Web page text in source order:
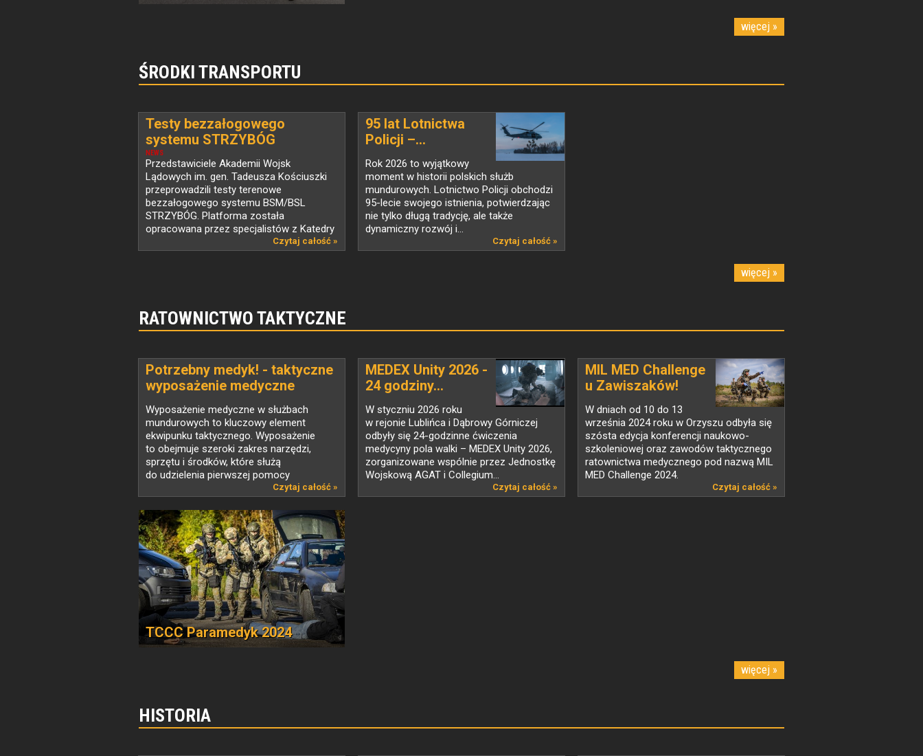
więcej »
ŚRODKI TRANSPORTU
NEWS
Testy bezzałogowego
systemu STRZYBÓG
Przedstawiciele Akademii Wojsk
Lądowych im. gen. Tadeusza Kościuszki
przeprowadzili testy terenowe
bezzałogowego systemu BSM/BSL
STRZYBÓG. Platforma została
opracowana przez specjalistów z Katedry
Czytaj całość »
95 lat Lotnictwa
Policji –...
Rok 2026 to wyjątkowy
moment w historii polskich służb
mundurowych. Lotnictwo Policji obchodzi
95-lecie swojego istnienia, potwierdzając
nie tylko długą tradycję, ale także
dynamiczny rozwój i...
Czytaj całość »
więcej »
RATOWNICTWO TAKTYCZNE
Potrzebny medyk! - taktyczne
wyposażenie medyczne
Wyposażenie medyczne w służbach
mundurowych to kluczowy element
ekwipunku taktycznego. Wyposażenie
to obejmuje szeroki zakres narzędzi,
sprzętu i środków, które służą
do udzielenia pierwszej pomocy
Czytaj całość »
MEDEX Unity 2026 -
24 godziny...
W styczniu 2026 roku
w rejonie Lublińca i Dąbrowy Górniczej
odbyły się 24-godzinne ćwiczenia
medycyny pola walki – MEDEX Unity 2026,
zorganizowane wspólnie przez Jednostkę
Wojskową AGAT i Collegium...
Czytaj całość »
MIL MED Challenge
u Zawiszaków!
W dniach od 10 do 13
września 2024 roku w Orzyszu odbyła się
szósta edycja konferencji naukowo-
szkoleniowej oraz zawodów taktycznego
ratownictwa medycznego pod nazwą MIL
MED Challenge 2024.
Czytaj całość »
TCCC Paramedyk 2024
więcej »
HISTORIA